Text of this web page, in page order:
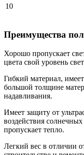
10
Преимущества
Хорошо пропускает
цвета свой уровень
Гибкий материал,
большой толщине
надавливания.
Имеет защиту от
воздействия
пропускает тепло.
Легкий вес в отличии